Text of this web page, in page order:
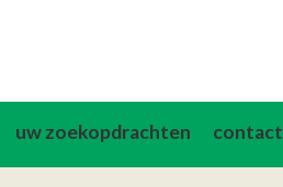
uw zoekopdrachten contact